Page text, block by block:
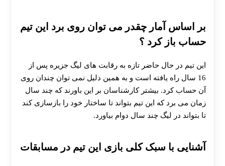
بر اساس آمار چقدر می توان روی برد این تیم
حساب باز کرد ؟
این تیم در حال حاضر تازه به رقابت های لیگ جزیره پس از
16 سال راه یافته است و به همین دلیل نمی توان چندان روی
آن حساب کرد. بیشتر کارشناسان بر این باورند که چند سال
زمان می برد که این تیم بتواند تا ساختار خود را بازسازی کند
تا بتواند در لیگ چند سال دوام بیاورد.
آشنایی با سبک کلی بازی این تیم در مسابقات